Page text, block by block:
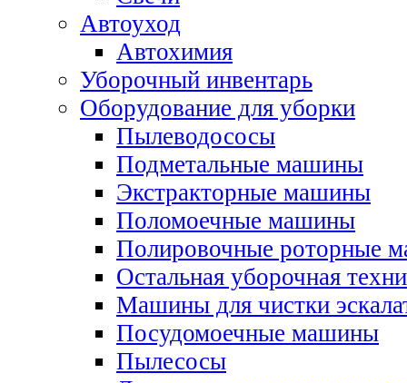
Автоуход
Автохимия
Уборочный инвентарь
Оборудование для уборки
Пылеводососы
Подметальные машины
Экстракторные машины
Поломоечные машины
Полировочные роторные
Остальная уборочная
Машины для чистки
Посудомоечные машины
Пылесосы